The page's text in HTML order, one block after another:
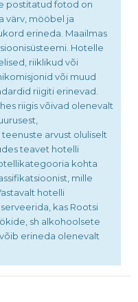
postitatud fotod on
värv, mööbel ja
erineda. Maailmas
Hotelle
riiklikud või
või muud
riigiti erinevad.
riigis võivad olenevalt
arvust oluliselt
teavet hotelli
kohta
mille
hotelli
kas Rootsi
sh alkohoolsete
erineda olenevalt